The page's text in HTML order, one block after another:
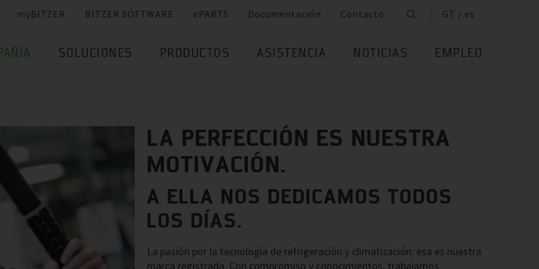
myBITZER BITZER SOFTWARE ePARTS Documentación Contacto GT / es
SOLUCIONES PRODUCTOS ASISTENCIA NOTICIAS EMPLEO
LA PERFECCIÓN ES NUESTRA
MOTIVACIÓN.
A ELLA NOS DEDICAMOS TODOS
LOS DÍAS.
La pasión por la tecnología de refrigeración y climatización: esa es nuestra
marca registrada. Con compromiso y conocimientos, trabajamos